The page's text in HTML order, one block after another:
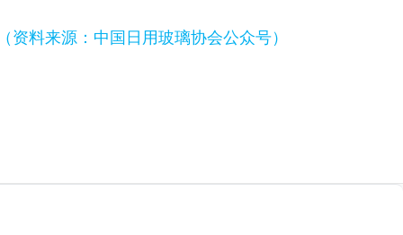
（资料来源：中国日用玻璃协会公众号）